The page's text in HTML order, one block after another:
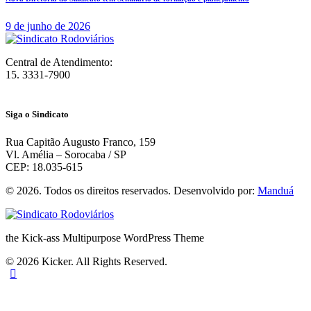
9 de junho de 2026
Central de Atendimento:
15. 3331-7900
Siga o Sindicato
Rua Capitão Augusto Franco, 159
Vl. Amélia – Sorocaba / SP
CEP: 18.035-615
© 2026. Todos os direitos reservados. Desenvolvido por: Manduá
the Kick-ass Multipurpose WordPress Theme
© 2026 Kicker. All Rights Reserved.